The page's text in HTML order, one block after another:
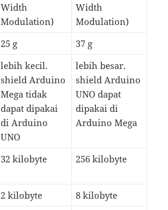
Width
Modulation)
Width
Modulation)
25 g
37 g
lebih kecil.
shield Arduino
Mega tidak
dapat dipakai
di Arduino
UNO
lebih besar.
shield Arduino
UNO dapat
dipakai di
Arduino Mega
32 kilobyte 256 kilobyte
2 kilobyte
8 kilobyte